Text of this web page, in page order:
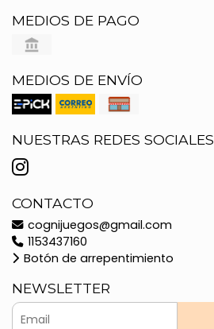
MEDIOS DE PAGO
MEDIOS DE ENVÍO
NUESTRAS REDES SOCIALES
CONTACTO
cognijuegos@gmail.com
1153437160
Botón de arrepentimiento
NEWSLETTER